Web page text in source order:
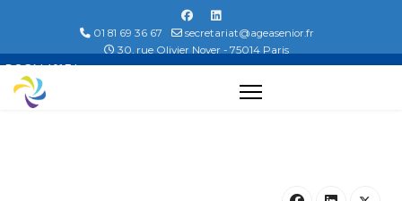
01 81 69 36 67
secretariat@ageasenior.fr
30, rue Olivier Noyer - 75014 Paris
DSCN4015.jpg...